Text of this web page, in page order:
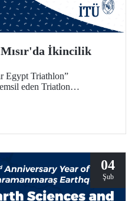
Mısır'da İkincilik
Egypt Triathlon”
eden Triatlon
04
Şub